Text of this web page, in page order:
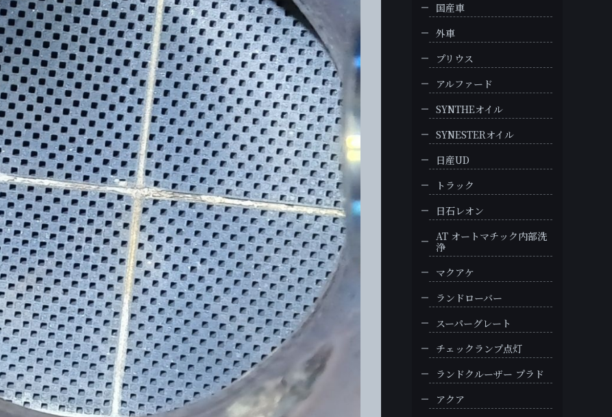
国産車
外車
プリウス
アルファード
SYNTHEオイル
SYNESTERオイル
日産UD
トラック
日石レオン
AT オートマチック内部洗
浄
マクアケ
ランドローバー
スーパーグレート
チェックランプ点灯
ランドクルーザー プラド
アクア